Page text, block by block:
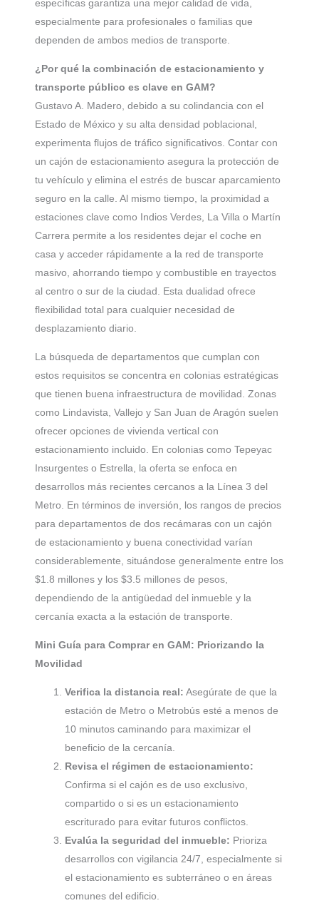
específicas garantiza una mejor calidad de vida,
especialmente para profesionales o familias que
dependen de ambos medios de transporte.
¿Por qué la combinación de estacionamiento y
transporte público es clave en GAM?
Gustavo A. Madero, debido a su colindancia con el
Estado de México y su alta densidad poblacional,
experimenta flujos de tráfico significativos. Contar con
un cajón de estacionamiento asegura la protección de
tu vehículo y elimina el estrés de buscar aparcamiento
seguro en la calle. Al mismo tiempo, la proximidad a
estaciones clave como Indios Verdes, La Villa o Martín
Carrera permite a los residentes dejar el coche en
casa y acceder rápidamente a la red de transporte
masivo, ahorrando tiempo y combustible en trayectos
al centro o sur de la ciudad. Esta dualidad ofrece
flexibilidad total para cualquier necesidad de
desplazamiento diario.
La búsqueda de departamentos que cumplan con
estos requisitos se concentra en colonias estratégicas
que tienen buena infraestructura de movilidad. Zonas
como Lindavista, Vallejo y San Juan de Aragón suelen
ofrecer opciones de vivienda vertical con
estacionamiento incluido. En colonias como Tepeyac
Insurgentes o Estrella, la oferta se enfoca en
desarrollos más recientes cercanos a la Línea 3 del
Metro. En términos de inversión, los rangos de precios
para departamentos de dos recámaras con un cajón
de estacionamiento y buena conectividad varían
considerablemente, situándose generalmente entre los
$1.8 millones y los $3.5 millones de pesos,
dependiendo de la antigüedad del inmueble y la
cercanía exacta a la estación de transporte.
Mini Guía para Comprar en GAM: Priorizando la
Movilidad
Verifica la distancia real: Asegúrate de que la
estación de Metro o Metrobús esté a menos de
10 minutos caminando para maximizar el
beneficio de la cercanía.
Revisa el régimen de estacionamiento:
Confirma si el cajón es de uso exclusivo,
compartido o si es un estacionamiento
escriturado para evitar futuros conflictos.
Evalúa la seguridad del inmueble: Prioriza
desarrollos con vigilancia 24/7, especialmente si
el estacionamiento es subterráneo o en áreas
comunes del edificio.